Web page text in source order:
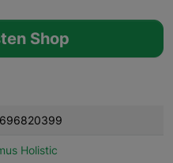
Shop
Holistic